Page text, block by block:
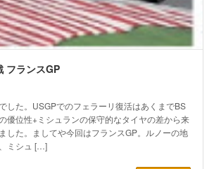
フランスGP
した。USGPでのフェラーリ復活はあくまでBS
優位性+ミシュランの保守的なタイヤの差から来
した。ましてや今回はフランスGP。ルノーの地
ミシュ […]